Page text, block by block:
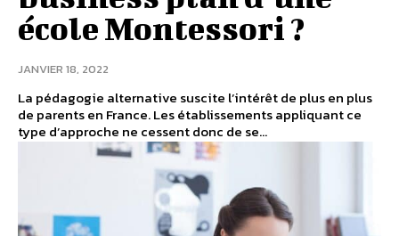
école Montessori ?
JANVIER 18, 2022
La pédagogie alternative suscite l’intérêt de plus en plus
de parents en France. Les établissements appliquant ce
type d’approche ne cessent donc de se...